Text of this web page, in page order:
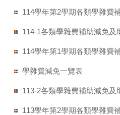
114學年第2學期各類學雜費
114-1各類學雜費補助減免及
114學年第1學期各類學雜費
學雜費減免一覽表
113-2各類學雜費補助減免及
113學年第2學期各類學雜費